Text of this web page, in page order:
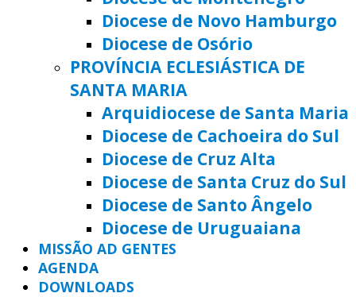
Diocese de Novo Hamburgo
Diocese de Osório
PROVÍNCIA ECLESIÁSTICA DE
SANTA MARIA
Arquidiocese de Santa Maria
Diocese de Cachoeira do Sul
Diocese de Cruz Alta
Diocese de Santa Cruz do Sul
Diocese de Santo Ângelo
Diocese de Uruguaiana
MISSÃO AD GENTES
AGENDA
DOWNLOADS